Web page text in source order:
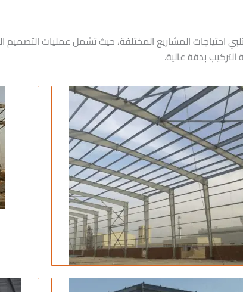
احتياجات المشاريع المختلفة، حيث تشمل عمليات
بدقة عالية.